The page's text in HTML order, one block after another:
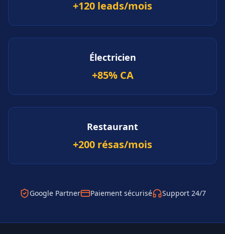
+120 leads/mois
Électricien
+85% CA
Restaurant
+200 résas/mois
Google Partner Paiement sécurisé Support 24/7